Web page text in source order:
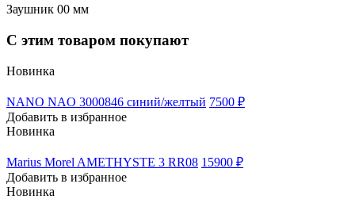
Заушник 00 мм
С этим товаром покупают
Новинка
NANO NAO 3000846 синий/желтый 7500 ₽
Добавить в избранное
Новинка
Marius Morel AMETHYSTE 3 RR08 15900 ₽
Добавить в избранное
Новинка